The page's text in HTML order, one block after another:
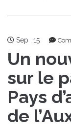
Sep 15
Un
sur le
Pays
de